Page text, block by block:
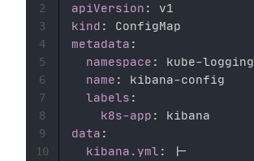
apiVersion :
kind :
metadata :
namespace : kube-logging
name : kibana-config
labels :
k8s-app :
data :
kibana.yml : |-
2
3
4
5
6
7
8
9
10